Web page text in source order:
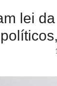
lei